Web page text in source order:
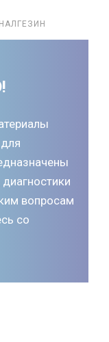
НАЛГЕЗИН
вопросам
со